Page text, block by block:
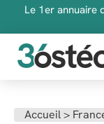
Le 1er annuaire
Accueil>